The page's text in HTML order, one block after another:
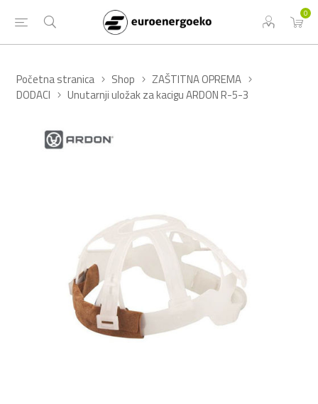
0
Početna stranica Shop
ZAŠTITNA OPREMA
DODACI
Unutarnji uložak za kacigu ARDON R-5-3